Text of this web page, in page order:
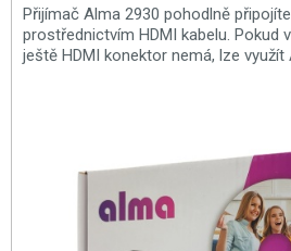
Přijímač Alma 2930 pohodlně
prostřednictvím HDMI kabelu. Pokud
ještě HDMI konektor nemá, lze využít